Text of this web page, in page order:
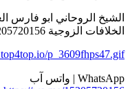
الشيخ الروحاني ابو فارس
الخلافات الزوجية 0015205720156
p_3609fhps47.gif
WhatsApp | واتس آب